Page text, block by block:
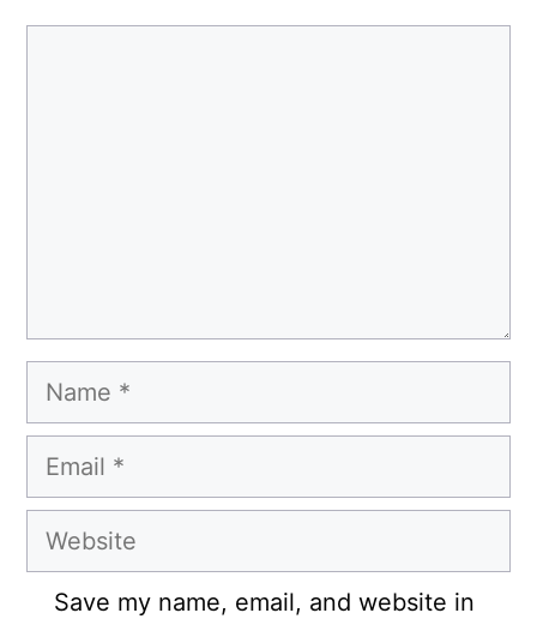
Name
Email
Website
Save my name, email, and website in